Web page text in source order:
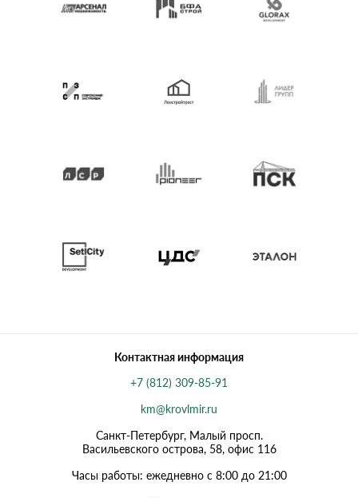
Контактная информация
+7 (812) 309-85-91
km@krovlmir.ru
Санкт-Петербург, Малый просп.
Васильевского острова, 58, офис 116
Часы работы: ежедневно с 8:00 до 21:00